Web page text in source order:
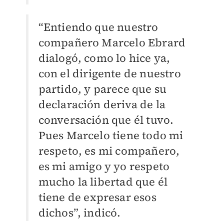
“Entiendo que nuestro
compañero Marcelo Ebrard
dialogó, como lo hice ya,
con el dirigente de nuestro
partido, y parece que su
declaración deriva de la
conversación que él tuvo.
Pues Marcelo tiene todo mi
respeto, es mi compañero,
es mi amigo y yo respeto
mucho la libertad que él
tiene de expresar esos
dichos”, indicó.